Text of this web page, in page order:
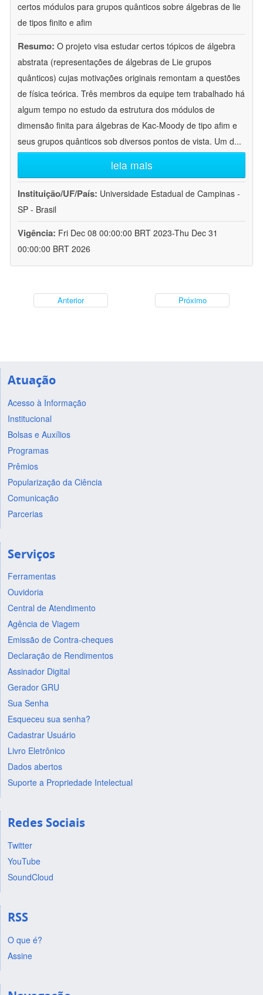
certos módulos para grupos quânticos sobre álgebras de lie
de tipos finito e afim
Resumo: O projeto visa estudar certos tópicos de álgebra
abstrata (representações de álgebras de Lie grupos
quânticos) cujas motivações originais remontam a questões
de física teórica. Três membros da equipe tem trabalhado há
algum tempo no estudo da estrutura dos módulos de
dimensão finita para álgebras de Kac-Moody de tipo afim e
seus grupos quânticos sob diversos pontos de vista. Um d...
leia mais
Instituição/UF/País: Universidade Estadual de Campinas -
SP - Brasil
Vigência: Fri Dec 08 00:00:00 BRT 2023-Thu Dec 31
00:00:00 BRT 2026
Anterior Próximo
Atuação
Acesso à Informação
Institucional
Bolsas e Auxílios
Programas
Prêmios
Popularização da Ciência
Comunicação
Parcerias
Serviços
Ferramentas
Ouvidoria
Central de Atendimento
Agência de Viagem
Emissão de Contra-cheques
Declaração de Rendimentos
Assinador Digital
Gerador GRU
Sua Senha
Esqueceu sua senha?
Cadastrar Usuário
Livro Eletrônico
Dados abertos
Suporte a Propriedade Intelectual
Redes Sociais
Twitter
YouTube
SoundCloud
RSS
O que é?
Assine